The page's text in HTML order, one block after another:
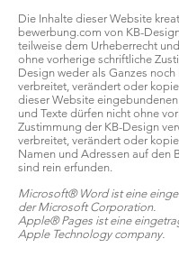
Die Inhalte dieser Website
bewerbung.com von KB-
teilweise dem Urheberrecht
ohne vorherige schriftliche
Design weder als Ganzes noch
verbreitet, verändert oder
dieser Website
und Texte dürfen nicht ohne
Zustimmung der KB-Design
verbreitet, verändert oder
Namen und Adressen auf den
sind rein erfunden.
Microsoft® Word ist eine
der Microsoft Corporation.
Apple® Pages ist eine
Apple Technology company.